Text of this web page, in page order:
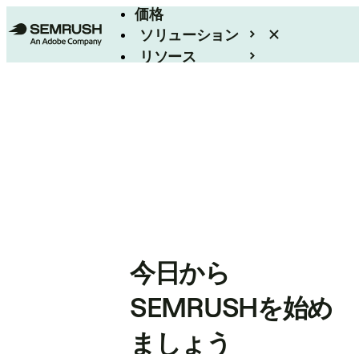
価格
ソリューション
リソース
今日から
SEMRUSHを始め
ましょう